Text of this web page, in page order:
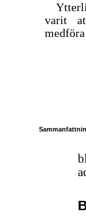
varit